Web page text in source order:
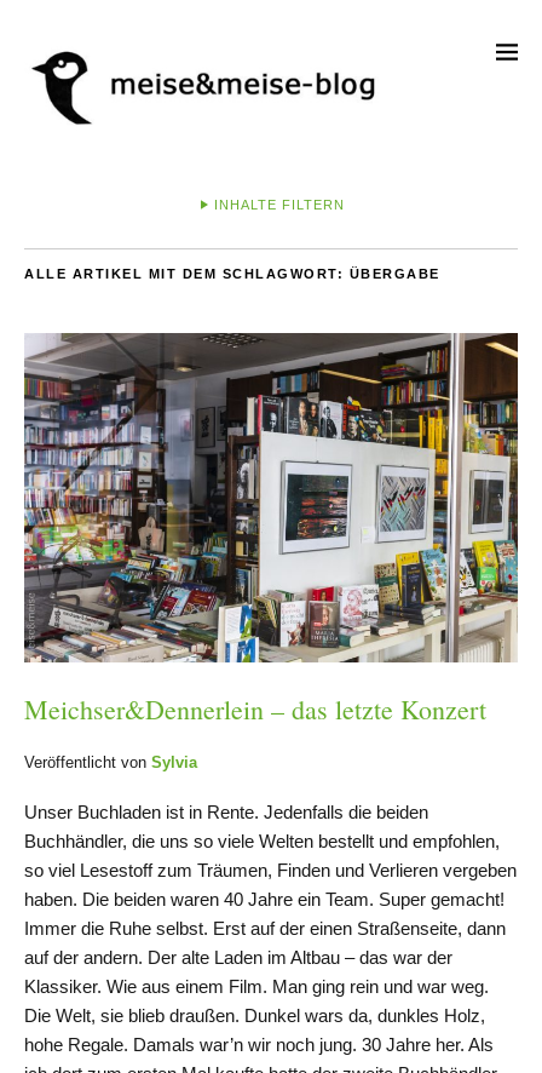
INHALTE FILTERN
ALLE ARTIKEL MIT DEM SCHLAGWORT: ÜBERGABE
Meichser&Dennerlein – das letzte Konzert
Veröffentlicht von Sylvia
Unser Buchladen ist in Rente. Jedenfalls die beiden
Buchhändler, die uns so viele Welten bestellt und empfohlen,
so viel Lesestoff zum Träumen, Finden und Verlieren vergeben
haben. Die beiden waren 40 Jahre ein Team. Super gemacht!
Immer die Ruhe selbst. Erst auf der einen Straßenseite, dann
auf der andern. Der alte Laden im Altbau – das war der
Klassiker. Wie aus einem Film. Man ging rein und war weg.
Die Welt, sie blieb draußen. Dunkel wars da, dunkles Holz,
hohe Regale. Damals war’n wir noch jung. 30 Jahre her. Als